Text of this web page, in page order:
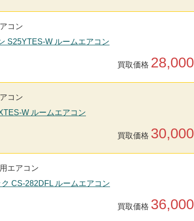
コン
S25YTES-W ルームエアコン
買取価格 28,000
コン
W ルームエアコン
買取価格 30,000
エアコン
CS-282DFL ルームエアコン
買取価格 36,000